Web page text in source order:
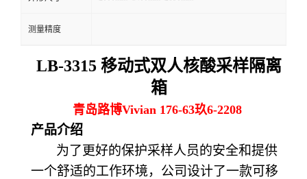
测量精度
LB-3315 移动式双人核酸采样隔离
箱
青岛路博Vivian 176-63玖6-2208
产品介绍
为了更好的保护采样人员的安全和提供
一个舒适的工作环境， 公司 设计了一款可移